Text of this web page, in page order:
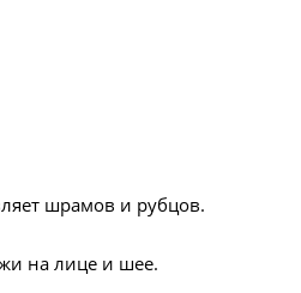
шрамов и рубцов.
на лице и шее.